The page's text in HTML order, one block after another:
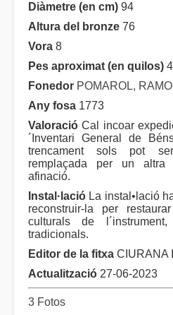
Diàmetre (en cm) 94
Altura del bronze 76
Vora 8
Pes aproximat (en quilos)
Fonedor POMAROL,
Any fosa 1773
Valoració Cal incoar
´Inventari General de
trencament sols pot
remplaçada per un altra
afinació.
Instal·lació La instal•lació
reconstruir-la per
culturals de
tradicionals.
Editor de la fitxa CIURANA
Actualització 27-06-2023
3 Fotos